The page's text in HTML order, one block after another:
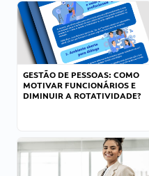
GESTÃO DE PESSOAS: COMO
MOTIVAR FUNCIONÁRIOS E
DIMINUIR A ROTATIVIDADE?